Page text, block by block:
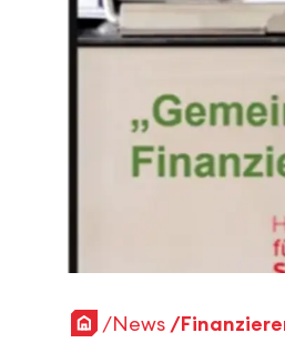
Startseite
News